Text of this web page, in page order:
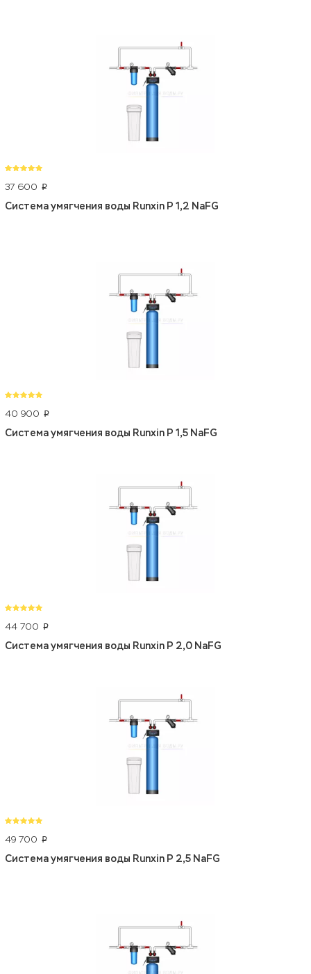
37 600 p
Система умягчения воды Runxin P 1,2 NaFG
40 900 p
Система умягчения воды Runxin P 1,5 NaFG
44 700 p
Система умягчения воды Runxin P 2,0 NaFG
49 700 p
Система умягчения воды Runxin P 2,5 NaFG